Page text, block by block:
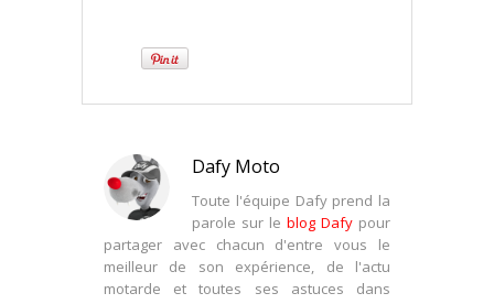
Dafy Moto
Toute l'équipe Dafy prend la
parole sur le blog Dafy pour
partager avec chacun d'entre vous le
meilleur de son expérience, de l'actu
motarde et toutes ses astuces dans